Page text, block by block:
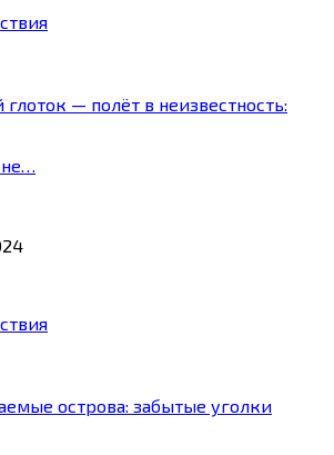
— полёт в неизвестность:
острова: забытые уголки